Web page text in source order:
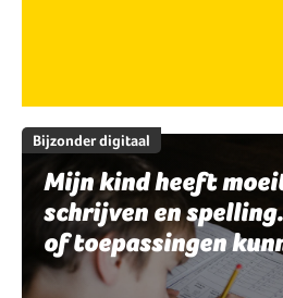
Bijzonder digitaal
Mijn kind heeft
schrijven en
of toepassingen